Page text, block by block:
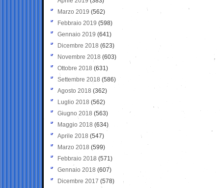
Marzo 2019 (562)
Febbraio 2019 (598)
Gennaio 2019 (641)
Dicembre 2018 (623)
Novembre 2018 (603)
Ottobre 2018 (631)
Settembre 2018 (586)
Agosto 2018 (362)
Luglio 2018 (562)
Giugno 2018 (563)
Maggio 2018 (634)
Aprile 2018 (547)
Marzo 2018 (599)
Febbraio 2018 (571)
Gennaio 2018 (607)
Dicembre 2017 (578)